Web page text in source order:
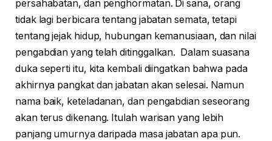
persahabatan, dan penghormatan. Di sana, orang
tidak lagi berbicara tentang jabatan semata, tetapi
tentang jejak hidup, hubungan kemanusiaan, dan nilai
pengabdian yang telah ditinggalkan. Dalam suasana
duka seperti itu, kita kembali diingatkan bahwa pada
akhirnya pangkat dan jabatan akan selesai. Namun
nama baik, keteladanan, dan pengabdian seseorang
akan terus dikenang. Itulah warisan yang lebih
panjang umurnya daripada masa jabatan apa pun.